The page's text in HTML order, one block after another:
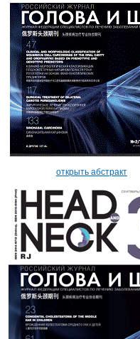
открыть абстракт